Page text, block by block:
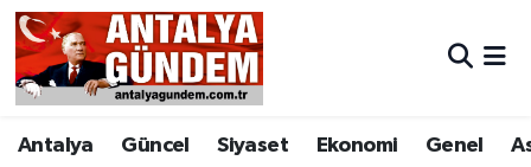
Antalya Güncel Siyaset Ekonomi Genel
Antalya
Asayiş
Antalya Nöbetçi Eczaneler
Antalya Hava Durumu